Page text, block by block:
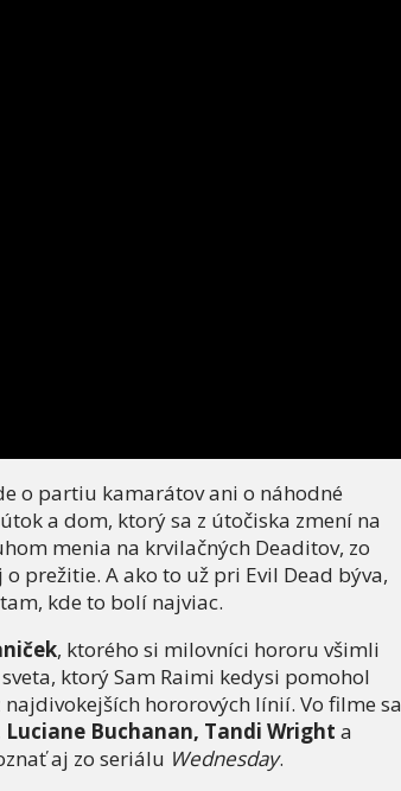
o partiu kamarátov ani o náhodné
a dom, ktorý sa z útočiska zmení na
menia na krvilačných Deaditov, zo
prežitie. A ako to už pri Evil Dead býva,
kde to bolí najviac.
, ktorého si milovníci hororu všimli
ktorý Sam Raimi kedysi pomohol
hororových línií. Vo filme sa
Buchanan, Tandi Wright a
aj zo seriálu Wednesday.